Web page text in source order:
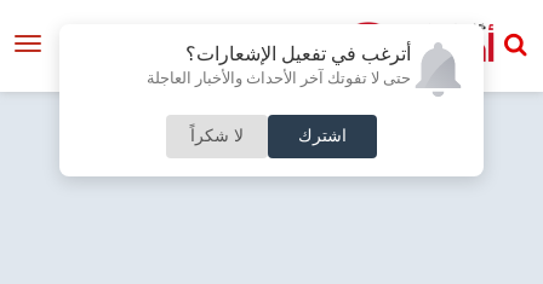
أترغب في تفعيل الإشعارات؟
حتى لا تفوتك آخر الأحداث والأخبار العاجلة
اشترك لا شكراً